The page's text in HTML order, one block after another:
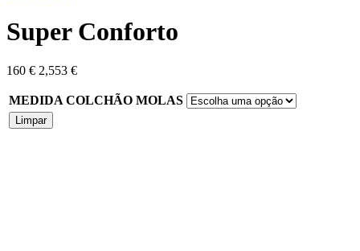
Super Conforto
160 € 2,553 €
MEDIDA COLCHÃO MOLAS
Limpar